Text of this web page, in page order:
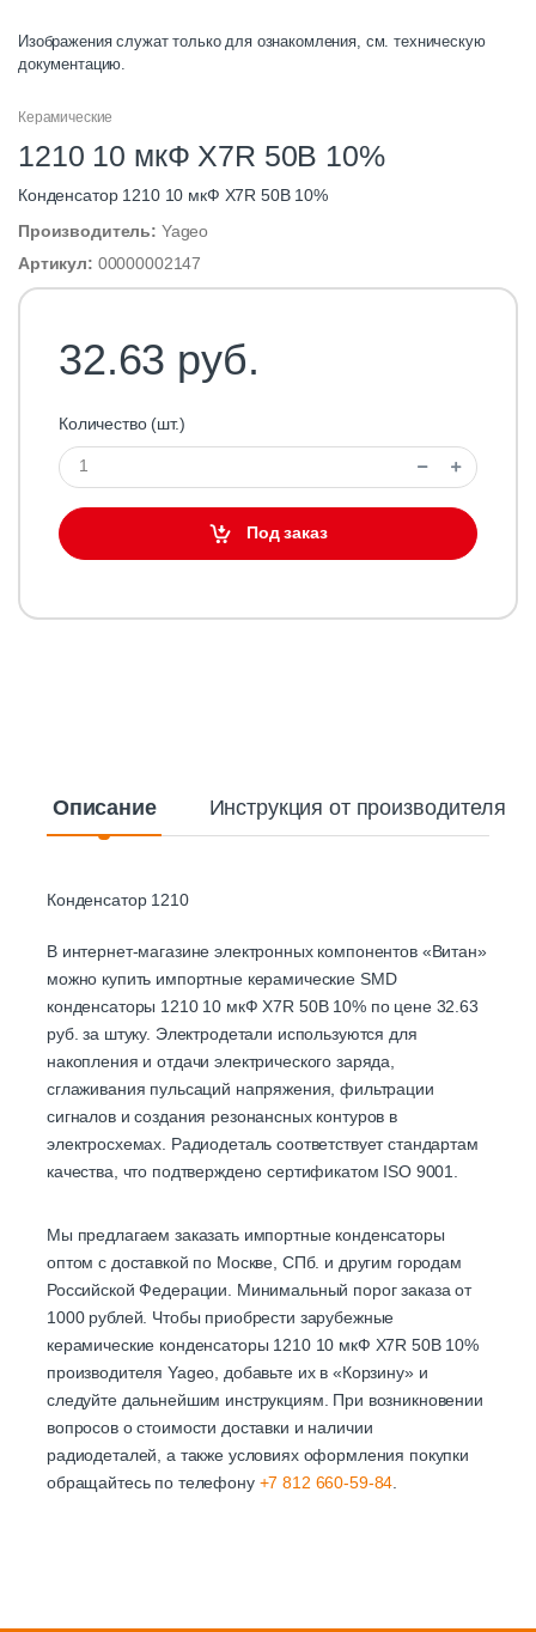
Изображения служат только для ознакомления, см. техническую
документацию.
Керамические
1210 10 мкФ X7R 50В 10%
Конденсатор 1210 10 мкФ X7R 50В 10%
Производитель: Yageo
Артикул: 00000002147
32.63 руб.
Количество (шт.)
Под заказ
Описание Инструкция от производителя
Конденсатор 1210
В интернет-магазине электронных компонентов «Витан»
можно купить импортные керамические SMD
конденсаторы 1210 10 мкФ X7R 50В 10% по цене 32.63
руб. за штуку. Электродетали используются для
накопления и отдачи электрического заряда,
сглаживания пульсаций напряжения, фильтрации
сигналов и создания резонансных контуров в
электросхемах. Радиодеталь соответствует стандартам
качества, что подтверждено сертификатом ISO 9001.
Мы предлагаем заказать импортные конденсаторы
оптом с доставкой по Москве, СПб. и другим городам
Российской Федерации. Минимальный порог заказа от
1000 рублей. Чтобы приобрести зарубежные
керамические конденсаторы 1210 10 мкФ X7R 50В 10%
производителя Yageo, добавьте их в «Корзину» и
следуйте дальнейшим инструкциям. При возникновении
вопросов о стоимости доставки и наличии
радиодеталей, а также условиях оформления покупки
обращайтесь по телефону +7 812 660-59-84.